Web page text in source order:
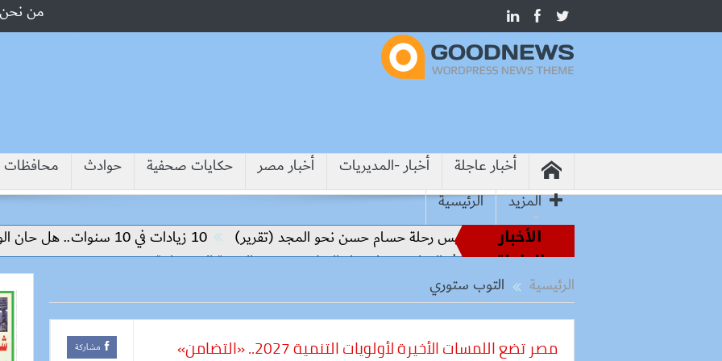
من نحن
أخبار عاجلة أخبار -المديريات أخبار مصر حكايات صحفية حوادث محافظات
المزيد
الرئيسية
الأخبار
العاجلة
الملاعب إلى قيادة الفراعنة.. كواليس رحلة حسام حسن نحو المجد (تقرير) 10 زيادات في 10 سنوات.. هل حان الوقت لرفع دعم البنزين نهائيا؟
وزير التعليم: التعاون الدولي في التعليم مفتاح بناء السلام وتحقيق التنمية المستدامة
الرئيسية التوب ستوري
مصر تضع اللمسات الأخيرة لأولويات التنمية 2027.. «التضامن»
مشاركة